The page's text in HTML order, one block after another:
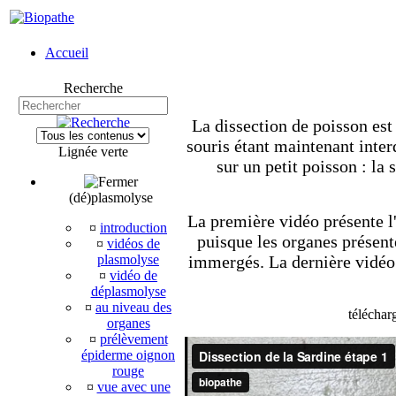
Accueil
Recherche
Lignée verte
(dé)plasmolyse
¤ introduction
¤ vidéos de
plasmolyse
¤ vidéo de
déplasmolyse
¤ au niveau des
organes
¤ prélèvement
épiderme oignon
rouge
¤ vue avec une
La dissection de poisson
souris étant maintenant
sur un petit poisson : la
La première vidéo présente
puisque les organes
immergés. La dernière